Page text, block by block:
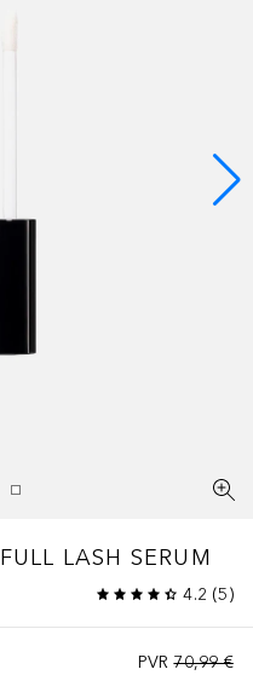
FULL LASH SERUM
4.2 (5)
PVR 70,99 €